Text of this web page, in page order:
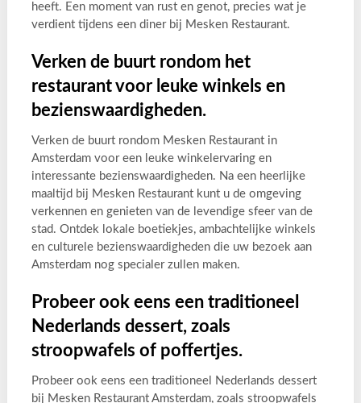
heeft. Een moment van rust en genot, precies wat je
verdient tijdens een diner bij Mesken Restaurant.
Verken de buurt rondom het
restaurant voor leuke winkels en
bezienswaardigheden.
Verken de buurt rondom Mesken Restaurant in
Amsterdam voor een leuke winkelervaring en
interessante bezienswaardigheden. Na een heerlijke
maaltijd bij Mesken Restaurant kunt u de omgeving
verkennen en genieten van de levendige sfeer van de
stad. Ontdek lokale boetiekjes, ambachtelijke winkels
en culturele bezienswaardigheden die uw bezoek aan
Amsterdam nog specialer zullen maken.
Probeer ook eens een traditioneel
Nederlands dessert, zoals
stroopwafels of poffertjes.
Probeer ook eens een traditioneel Nederlands dessert
bij Mesken Restaurant Amsterdam, zoals stroopwafels